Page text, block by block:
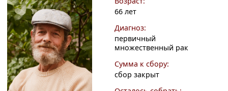
66 лет
Диагноз:
первичный
множественный рак
Сумма к сбору:
сбор закрыт